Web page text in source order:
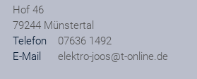
Hof 46
79244 Münstertal
Telefon
07636 1492
E-Mail
elektro-joos@t-online.de